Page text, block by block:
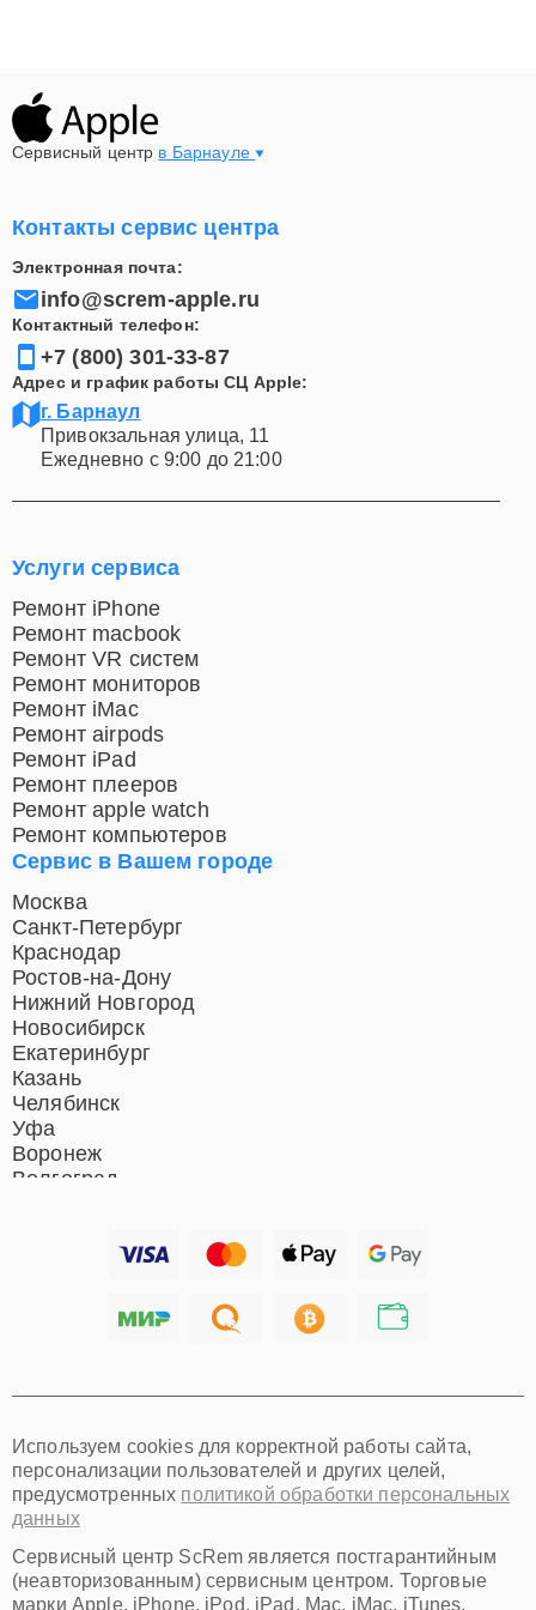
Сервисный центр в Барнауле
Контакты сервис центра
Электронная почта:
info@screm-apple.ru
Контактный телефон:
+7 (800) 301-33-87
Адрес и график работы СЦ Apple:
г. Барнаул
Привокзальная улица, 11
Ежедневно с 9:00 до 21:00
Сервис в Вашем городе
Москва
Санкт-Петербург
Краснодар
Ростов-на-Дону
Нижний Новгород
Новосибирск
Екатеринбург
Казань
Челябинск
Уфа
Воронеж
Волгоград
Хабаровск
Омск
Красноярск
Пермь
Ульяновск
Киров
Архангельск
Услуги сервиса
Ремонт iPhone
Ремонт macbook
Ремонт VR систем
Ремонт мониторов
Ремонт iMac
Ремонт airpods
Ремонт iPad
Ремонт плееров
Ремонт apple watch
Ремонт компьютеров
Используем cookies для корректной работы сайта,
персонализации пользователей и других целей,
предусмотренных политикой обработки персональных
данных
Сервисный центр ScRem является постгарантийным
(неавторизованным) сервисным центром. Торговые
марки Apple, iPhone, iPod, iPad, Mac, iMac, iTunes,